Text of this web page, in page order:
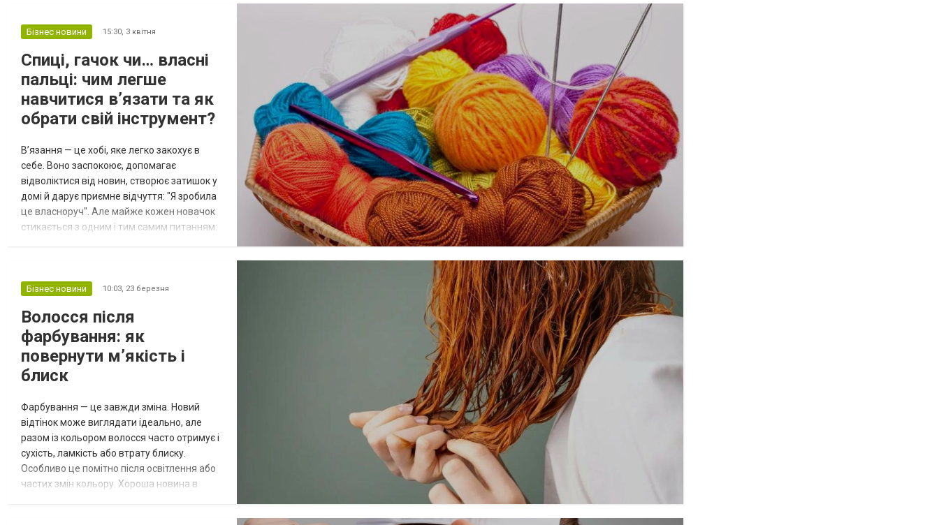
діаманти, і це зовсім не тимчасовий хайп.
трендом. Це не підробка і не імітація
Найпоши...
Бізнес новини 15:30, 3 квітня
Спиці, гачок чи… власні
пальці: чим легше
навчитися в’язати та як
обрати свій інструмент?
В’язання — це хобі, яке легко закохує в
себе. Воно заспокоює, допомагає
відволіктися від новин, створює затишок у
домі й дарує приємне відчуття: "Я зробила
це власноруч". Але майже кожен новачок
стикається з одним і тим самим питанням:
Пуффі https://candy-yarn.ua/alize-puffy-
dlja-v-jazannja-rukam...
Бізнес новини 10:03, 23 березня
Волосся після
фарбування: як
повернути м’якість і
блиск
Фарбування — це завжди зміна. Новий
відтінок може виглядати ідеально, але
разом із кольором волосся часто отримує і
сухість, ламкість або втрату блиску.
Особливо це помітно після освітлення або
частих змін кольору. Хороша новина в